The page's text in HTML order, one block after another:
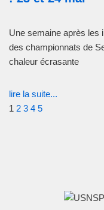
Une semaine après les
des championnats de
chaleur écrasante
lire la suite...
1 2 3 4 5